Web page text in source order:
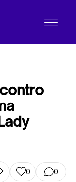
0 0